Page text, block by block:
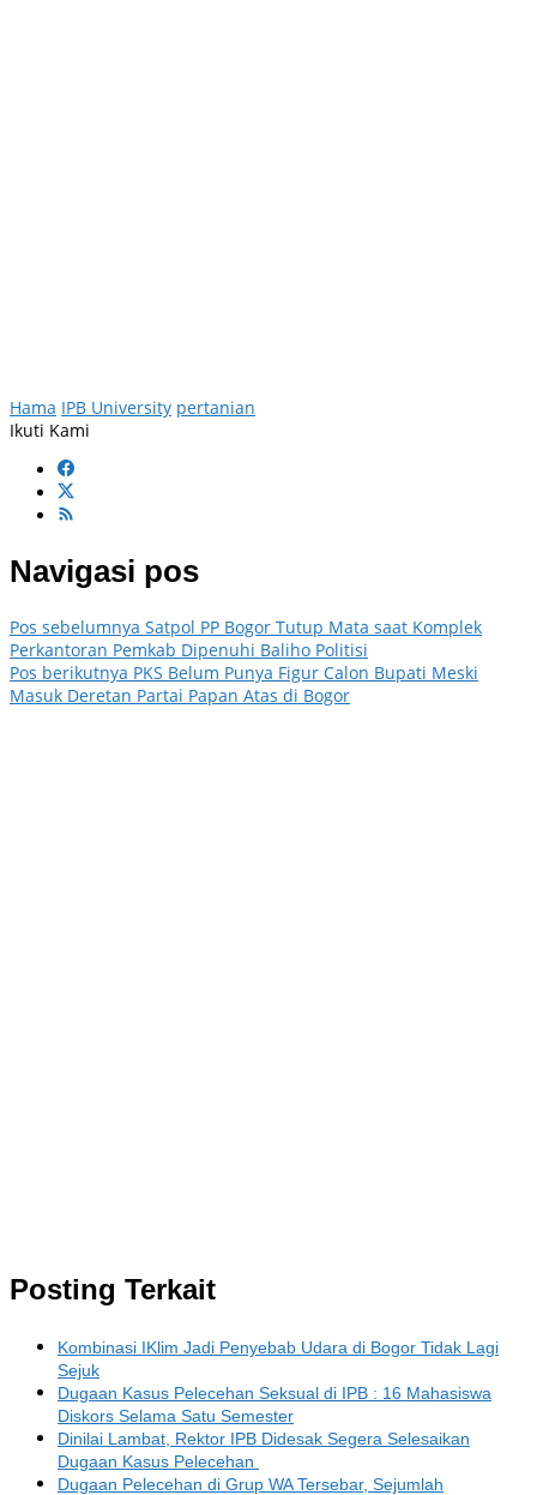
Hama IPB University pertanian
Ikuti Kami
Navigasi pos
Pos sebelumnya Satpol PP Bogor Tutup Mata saat Komplek
Perkantoran Pemkab Dipenuhi Baliho Politisi
Pos berikutnya PKS Belum Punya Figur Calon Bupati Meski
Masuk Deretan Partai Papan Atas di Bogor
Posting Terkait
Kombinasi IKlim Jadi Penyebab Udara di Bogor Tidak Lagi
Sejuk
Dugaan Kasus Pelecehan Seksual di IPB : 16 Mahasiswa
Diskors Selama Satu Semester
Dinilai Lambat, Rektor IPB Didesak Segera Selesaikan
Dugaan Kasus Pelecehan
Dugaan Pelecehan di Grup WA Tersebar, Sejumlah